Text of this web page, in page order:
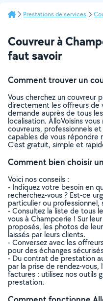
Prestations de services
Couvreur à
faut savoir
Comment trouver un
Vous cherchez un couvreur
directement les offreurs de
demande auprès de tous
localisation. AlloVoisins
couvreurs, professionnels
capables de vous répondre
C’est gratuit, simple et
Comment bien choisir
Voici nos conseils :
- Indiquez votre besoin en
recherchez-vous ? Est-ce
particulier ou professionnel,
- Consultez la liste de tous
vous à Champcerie ! Sur
proposés, les photos de
laissés par leurs clients.
- Conversez avec les
pour des échanges
- Du contrat de prestation
par la prise de rendez-vous,
factures : utilisez nos outils
prestation.